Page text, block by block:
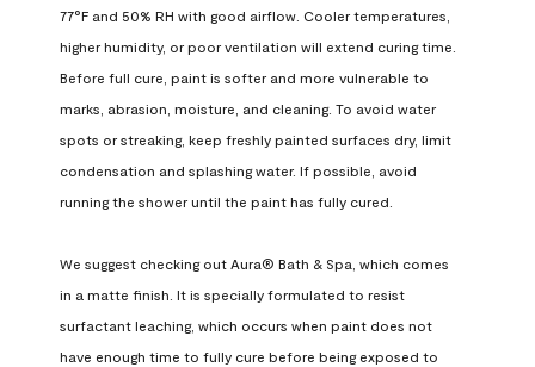
77°F and 50% RH with good airflow. Cooler temperatures,
higher humidity, or poor ventilation will extend curing time.
Before full cure, paint is softer and more vulnerable to
marks, abrasion, moisture, and cleaning. To avoid water
spots or streaking, keep freshly painted surfaces dry, limit
condensation and splashing water. If possible, avoid
running the shower until the paint has fully cured.
We suggest checking out Aura® Bath & Spa, which comes
in a matte finish. It is specially formulated to resist
surfactant leaching, which occurs when paint does not
have enough time to fully cure before being exposed to